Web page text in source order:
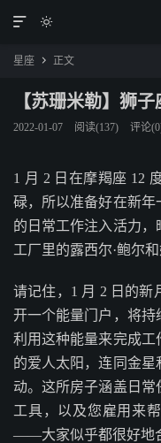


星座  正文
【苏珊米勒】狮
2022-01-07 阅读(137) 评论
1 月 2 日在摩羯座 12
碌，所以准备好在新
的日常工作注入活力
工厂里的露西尔·鲍尔
请记住，1 月 2 日的新
开一个能量门户，将持
利用这种能量来完成
的爱人太阳，连同金
动。这所房子涵盖日
工具，以及您雇用来
——大家似乎都很好地